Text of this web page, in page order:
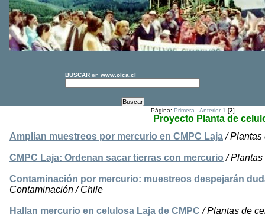
BUSCAR en www.olca.cl
Página:Primera -Anterior 1 [2]
Proyecto Planta de
Amplían muestreos por mercurio en CMPC Laja/ Plantas
CMPC Laja: Ordenan sacar tierras con mercurio / Plantas
Contaminación por mercurio: muestreos despejarán
Contaminación / Chile
Hallan mercurio en celulosa Laja de CMPC / Plantas de